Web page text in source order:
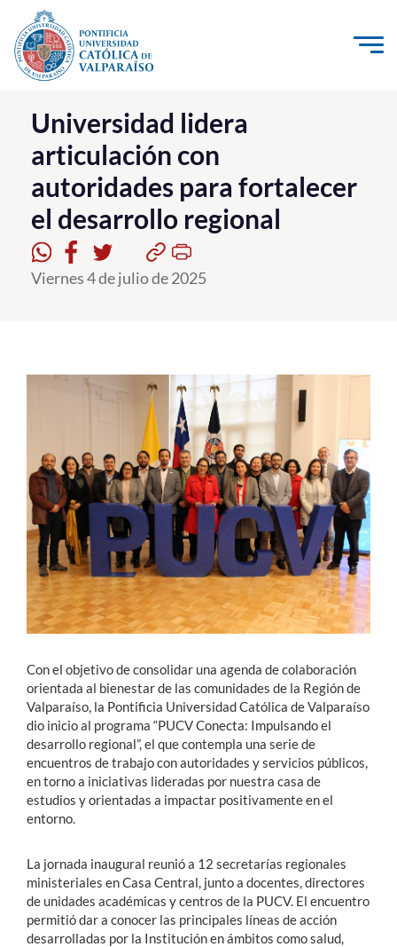
Click acá para ir directamente al contenido
La Universidad
Investigación, Creación e Innovación
PUCV Internacional
Vinculación con el Medio
Admisión
Formación Continua
Estudiantes
Académicos
Funcionarios
Alumni
English
Universidad lidera
articulación con
autoridades para fortalecer
el desarrollo regional
Viernes 4 de julio de 2025
Con el objetivo de consolidar una agenda de colaboración
orientada al bienestar de las comunidades de la Región de
Valparaíso, la Pontificia Universidad Católica de Valparaíso
dio inicio al programa “PUCV Conecta: Impulsando el
desarrollo regional”, el que contempla una serie de
encuentros de trabajo con autoridades y servicios públicos,
en torno a iniciativas lideradas por nuestra casa de
estudios y orientadas a impactar positivamente en el
entorno.
La jornada inaugural reunió a 12 secretarías regionales
ministeriales en Casa Central, junto a docentes, directores
de unidades académicas y centros de la PUCV. El encuentro
permitió dar a conocer las principales líneas de acción
desarrolladas por la Institución en ámbitos como salud,